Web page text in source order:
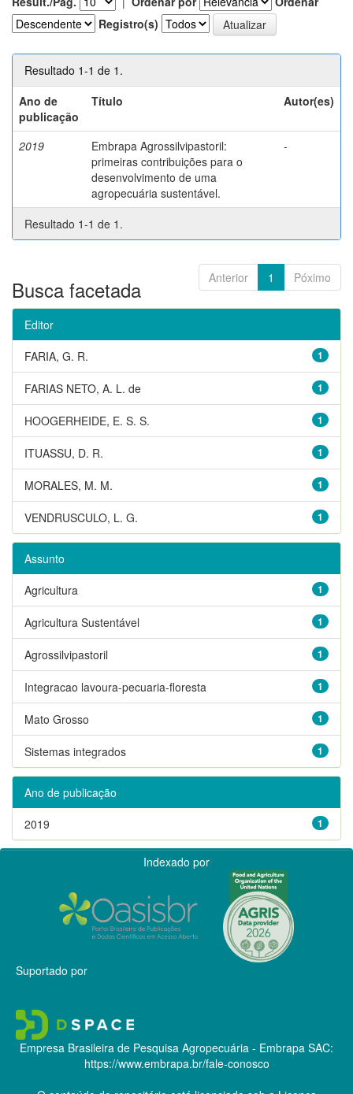
Registro(s)
Resultado 1-1 de 1.
Ano de
publicação
Título Autor(es)
2019
Embrapa Agrossilvipastoril:
primeiras contribuições para o
desenvolvimento de uma
agropecuária sustentável.
-
Resultado 1-1 de 1.
Anterior 1 Póximo
Busca facetada
Editor
1
FARIA, G. R.
1
FARIAS NETO, A. L. de
1
HOOGERHEIDE, E. S. S.
1
ITUASSU, D. R.
1
MORALES, M. M.
1
VENDRUSCULO, L. G.
Assunto
1
Agricultura
1
Agricultura Sustentável
1
Agrossilvipastoril
1
Integracao lavoura-pecuaria-floresta
1
Mato Grosso
1
Sistemas integrados
Ano de publicação
1
2019
Indexado por
Suportado por
Empresa Brasileira de Pesquisa Agropecuária - Embrapa SAC:
https://www.embrapa.br/fale-conosco